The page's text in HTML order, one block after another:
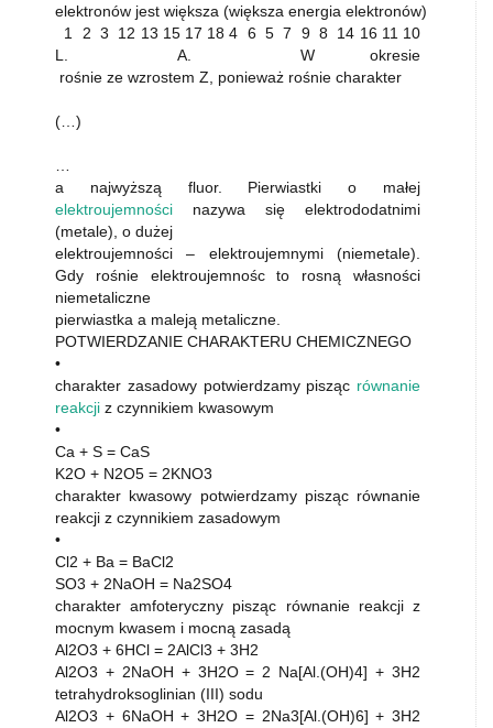
elektronów jest większa (większa energia elektronów)
1 2 3 12 13 15 17 18 4 6 5 7 9 8 14 16 11 10
L. A. W okresie
rośnie ze wzrostem Z, ponieważ rośnie charakter
(…)
a najwyższą fluor. Pierwiastki o małej
elektroujemności nazywa się elektrododatnimi
(metale), o dużej
elektroujemności – elektroujemnymi (niemetale).
Gdy rośnie elektroujemnośc to rosną własności
niemetaliczne
pierwiastka a maleją metaliczne.
POTWIERDZANIE CHARAKTERU CHEMICZNEGO
•
charakter zasadowy potwierdzamy pisząc równanie
reakcji z czynnikiem kwasowym
•
Ca + S = CaS
K2O + N2O5 = 2KNO3
charakter kwasowy potwierdzamy pisząc równanie
reakcji z czynnikiem zasadowym
•
Cl2 + Ba = BaCl2
SO3 + 2NaOH = Na2SO4
charakter amfoteryczny pisząc równanie reakcji z
mocnym kwasem i mocną zasadą
Al2O3 + 6HCl = 2AlCl3 + 3H2
Al2O3 + 2NaOH + 3H2O = 2 Na[Al.(OH)4] + 3H2
tetrahydroksoglinian (III) sodu
Al2O3 + 6NaOH + 3H2O = 2Na3[Al.(OH)6] + 3H2